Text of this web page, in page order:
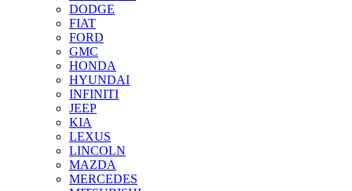
DODGE
FIAT
FORD
GMC
HONDA
HYUNDAI
INFINITI
JEEP
KIA
LEXUS
LINCOLN
MAZDA
MERCEDES